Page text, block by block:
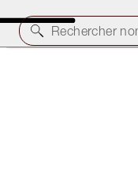
Rechercher